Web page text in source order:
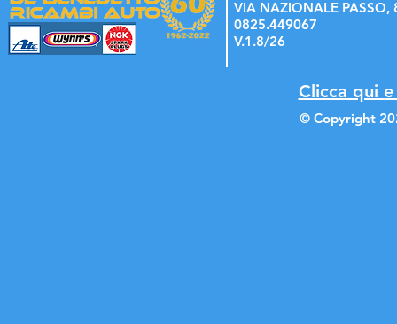
VIA NAZIONALE PASSO,
0825.449067
V.1.8/26
Clicca qui
© Copyright